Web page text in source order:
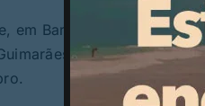
em Barcelos, pelas 15h00
procura da